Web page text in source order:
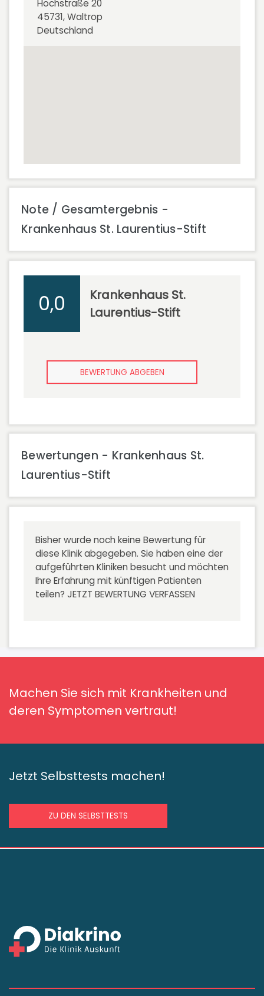
Hochstraße 20
45731, Waltrop
Deutschland
Note / Gesamtergebnis -
Krankenhaus St. Laurentius-Stift
0,0
Krankenhaus St.
Laurentius-Stift
BEWERTUNG ABGEBEN
Bewertungen - Krankenhaus St.
Laurentius-Stift
Bisher wurde noch keine Bewertung für
diese Klinik abgegeben. Sie haben eine der
aufgeführten Kliniken besucht und möchten
Ihre Erfahrung mit künftigen Patienten
teilen? JETZT BEWERTUNG VERFASSEN
Machen Sie sich mit Krankheiten und
deren Symptomen vertraut!
Jetzt Selbsttests machen!
ZU DEN SELBSTTESTS